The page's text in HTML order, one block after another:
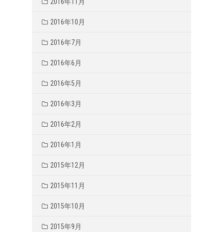
2016年10月
2016年7月
2016年6月
2016年5月
2016年3月
2016年2月
2016年1月
2015年12月
2015年11月
2015年10月
2015年9月